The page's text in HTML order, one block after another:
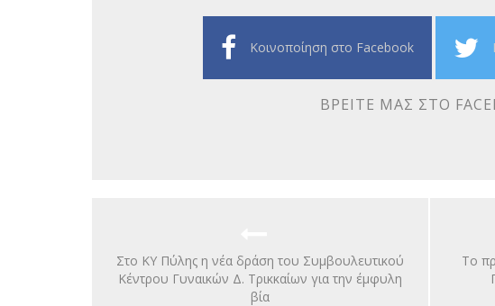
Κοινοποίηση στο Facebook
ΒΡΕΊΤΕ ΜΑΣ ΣΤΟ
Στο ΚΥ Πύλης η νέα δράση του Συμβουλευτικού
Κέντρου Γυναικών Δ. Τρικκαίων για την έμφυλη
βία
Το